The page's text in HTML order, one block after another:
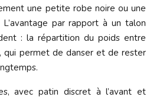
une petite robe noire ou une
par rapport à un talon
: la répartition du poids entre
qui permet de danser et de rester
avec patin discret à l’avant et